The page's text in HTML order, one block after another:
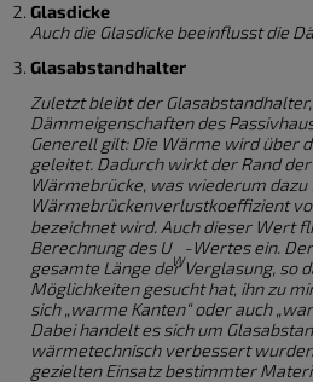
Glasdicke
Auch die Glasdicke beeinflusst die
Glasabstandhalter
Zuletzt bleibt der
Dämmeigenschaften des
Generell gilt: Die Wärme wird über
geleitet. Dadurch wirkt der Rand
Wärmebrücke, was wiederum dazu
Wärmebrückenverlustkoeffizient
bezeichnet wird. Auch dieser Wert
Berechnung des U
W
-Wertes ein.
gesamte Länge der Verglasung, so
Möglichkeiten gesucht hat, ihn zu
sich „warme Kanten“ oder auch
Dabei handelt es sich um
wärmetechnisch verbessert
gezielten Einsatz bestimmter